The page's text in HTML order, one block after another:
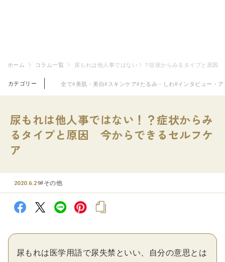
ホーム コラム一覧 尿もれは他人事ではない！？症状からみるタイプと原因
カテゴリー 全て#美肌・美白#スキンケア#たるみ・しわ#インタビュー・
尿もれは他人事ではない！？症状からみ
るタイプと原因 今からできるセルフケ
ア
2020.6.29#その他
尿もれは医学用語で尿失禁といい、自分の意思とは